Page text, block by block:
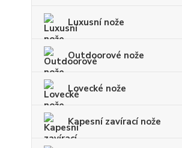
Luxusní nože
Outdoorové nože
Lovecké nože
Kapesní zavírací nože